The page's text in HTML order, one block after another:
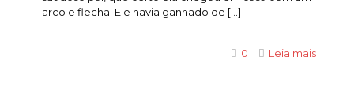
arco e flecha. Ele havia ganhado de […]
0 Leia mais